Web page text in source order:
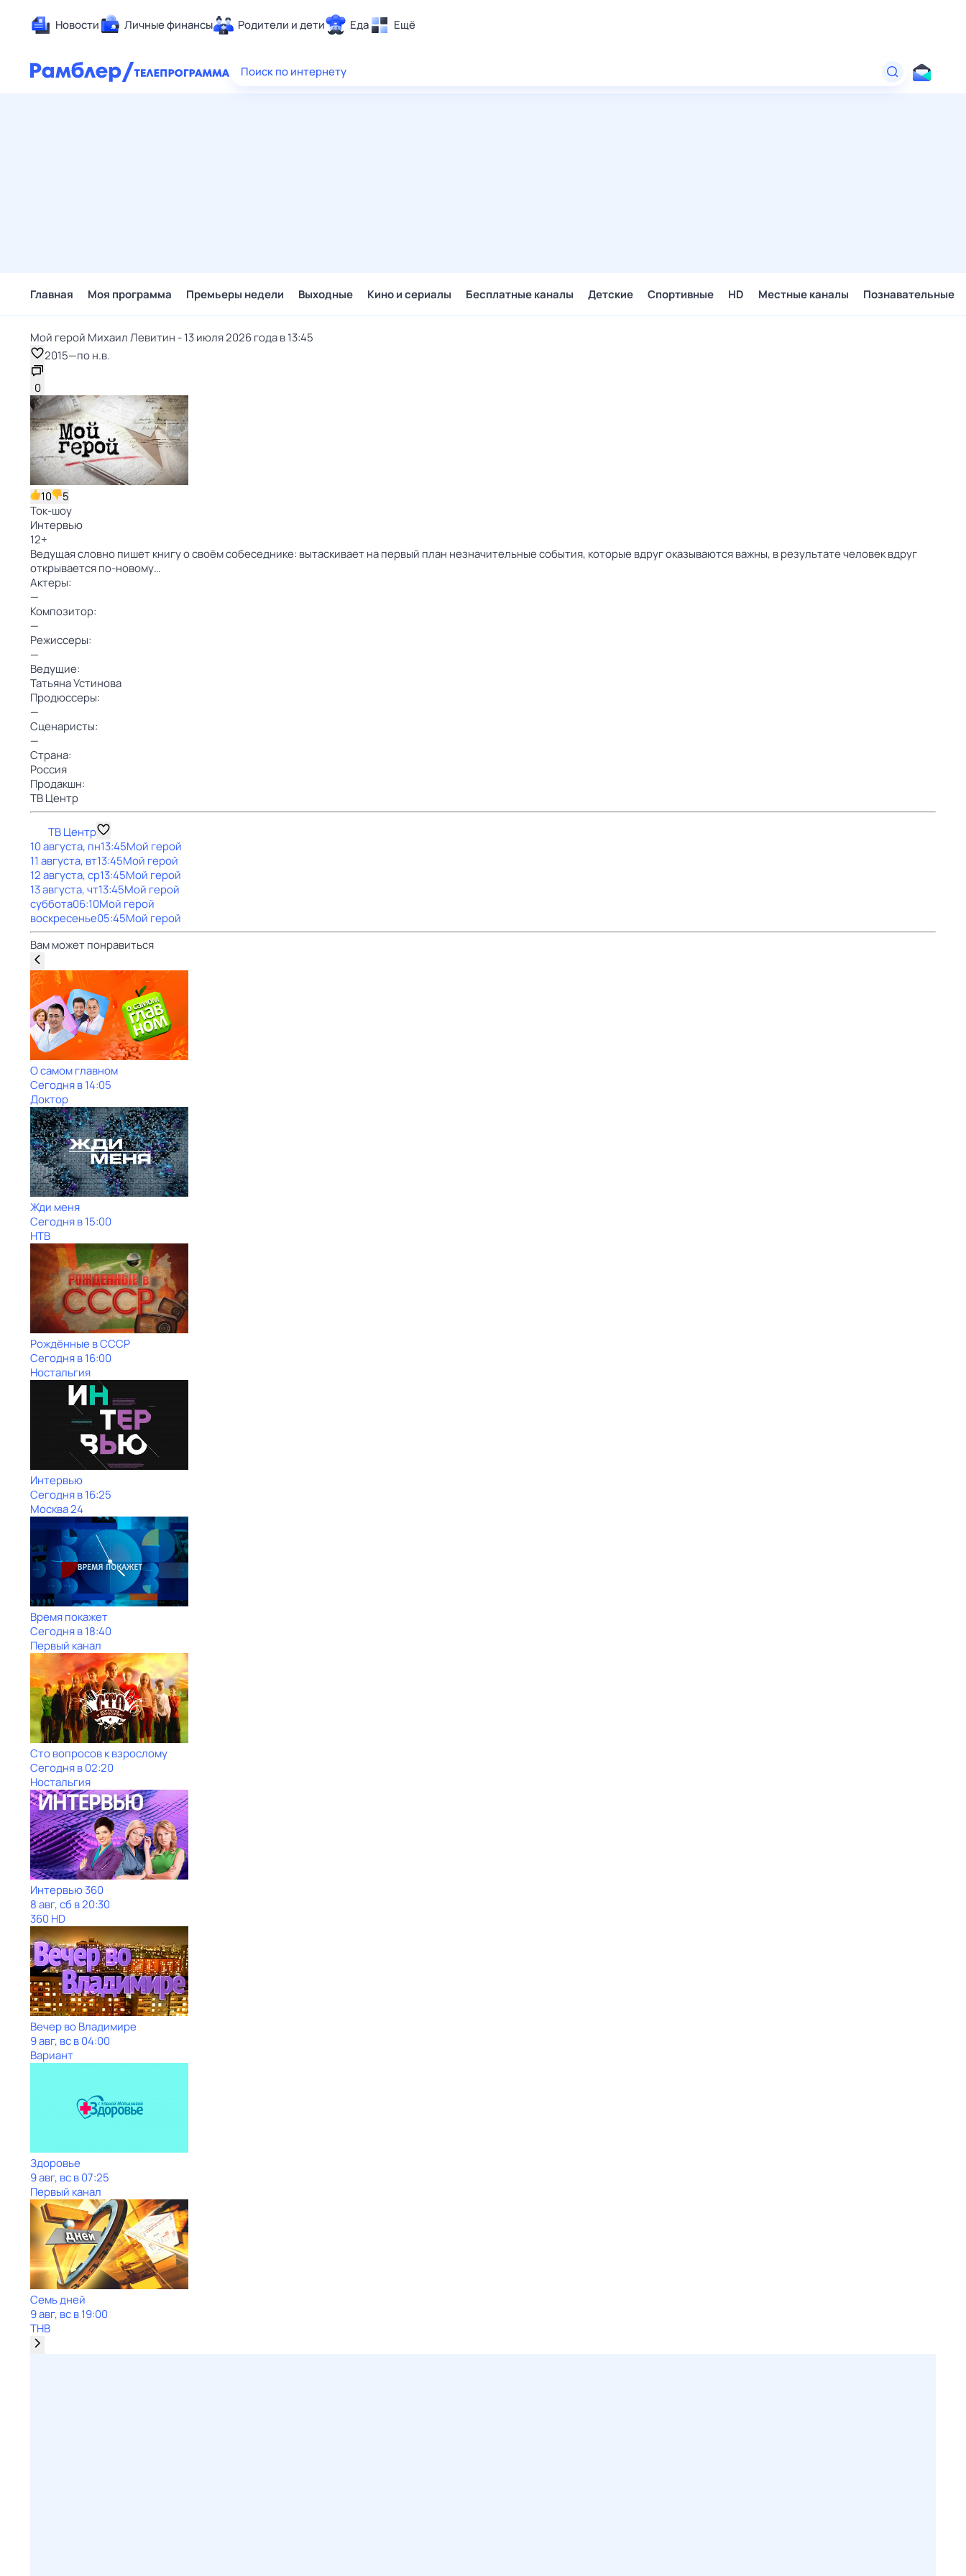
Новости Личные финансы Родители и дети Еда Ещё
Здоровье
Поиск по интернету
Главная Моя программа Премьеры недели Выходные Кино и сериалы Бесплатные каналы Детские Спортивные HD Местные каналы Познавательные
Мой герой Михаил Левитин - 13 июля 2026 года в 13:45
2015—по н.в.
0
10
5
Ток-шоу
Интервью
12+
Ведущая словно пишет книгу о своём собеседнике: вытаскивает на первый план незначительные события, которые вдруг оказываются важны, в результате человек вдруг
открывается по-новому…
Актеры:
—
Композитор:
—
Режиссеры:
—
Ведущие:
Татьяна Устинова
Продюссеры:
—
Сценаристы:
—
Страна:
Россия
Продакшн:
ТВ Центр
ТВ Центр
10 августа, пн13:45Мой герой
11 августа, вт13:45Мой герой
12 августа, ср13:45Мой герой
13 августа, чт13:45Мой герой
суббота06:10Мой герой
воскресенье05:45Мой герой
Вам может понравиться
О самом главном
Сегодня в 14:05
Доктор
Жди меня
Сегодня в 15:00
НТВ
Рождённые в СССР
Сегодня в 16:00
Ностальгия
Интервью
Сегодня в 16:25
Москва 24
Время покажет
Сегодня в 18:40
Первый канал
Сто вопросов к взрослому
Сегодня в 02:20
Ностальгия
Интервью 360
8 авг, сб в 20:30
360 HD
Вечер во Владимире
9 авг, вс в 04:00
Вариант
Здоровье
9 авг, вс в 07:25
Первый канал
Семь дней
9 авг, вс в 19:00
ТНВ